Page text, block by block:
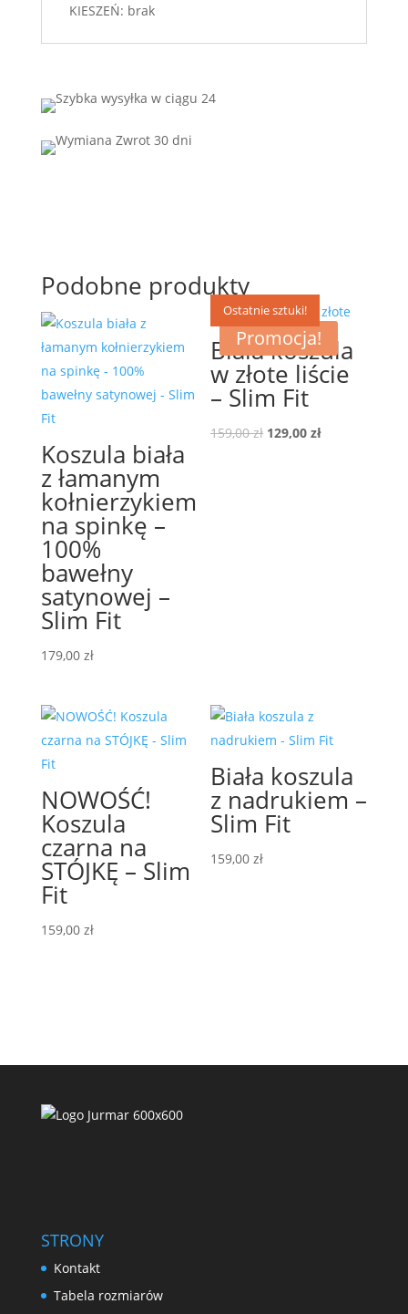
KIESZEŃ: brak
Podobne produkty
Koszula biała
z łamanym
kołnierzykiem
na spinkę –
100%
bawełny
satynowej –
Slim Fit
179,00 zł
Promocja!
Ostatnie sztuki!
Biała koszula
w złote liście
– Slim Fit
159,00zł Pierwotna
129,00złAktualna
NOWOŚĆ!
Koszula
czarna na
STÓJKĘ – Slim
Fit
159,00 zł
Biała koszula
z nadrukiem –
Slim Fit
159,00zł
STRONY
Kontakt
Tabela rozmiarów